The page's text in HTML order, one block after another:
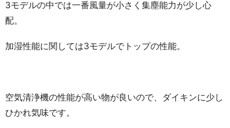
3モデルの中では一番風量が小さく集塵能力が少し心
配。
加湿性能に関しては3モデルでトップの性能。
空気清浄機の性能が高い物が良いので、ダイキンに少し
ひかれ気味です。